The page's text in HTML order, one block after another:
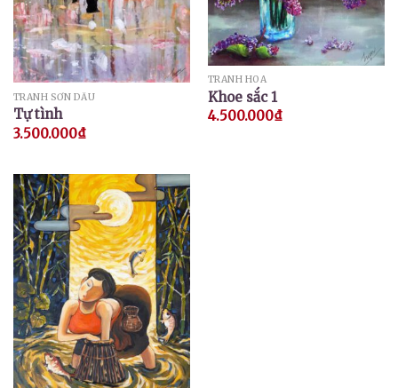
TRANH SƠN DẦU
Tự tình
3.500.000₫
TRANH HOA
Khoe sắc 1
4.500.000₫